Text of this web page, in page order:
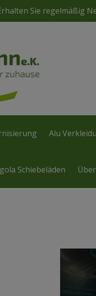
Sie regelmäßig
Alu
Schiebeläden